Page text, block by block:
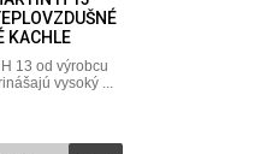
KACHLE
13 od výrobcu
vysoký ...